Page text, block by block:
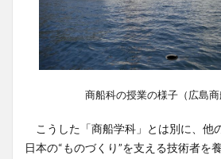
商船科の授業の様子（広島商
こうした「商船学科」とは別に、他
日本の“ものづくり”を支える技術者を